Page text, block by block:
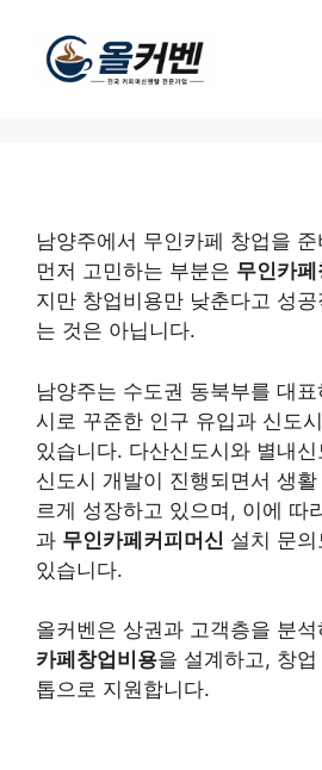
남양주에서 무인카페 창업을
먼저 고민하는 부분은 무인카
지만 창업비용만 낮춘다고 성
는 것은 아닙니다.
남양주는 수도권 동북부를 대
시로 꾸준한 인구 유입과 신도
있습니다. 다산신도시와 별내
신도시 개발이 진행되면서 생
르게 성장하고 있으며, 이에 따
과 무인카페커피머신 설치 문
있습니다.
올커벤은 상권과 고객층을 분
카페창업비용을 설계하고, 창
톱으로 지원합니다.